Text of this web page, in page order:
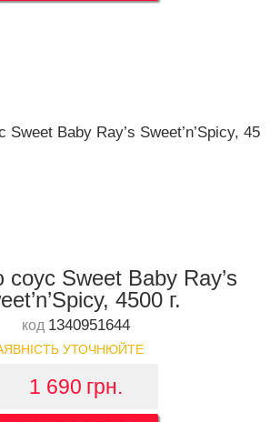
Sweet Baby Ray’s
4500 г.
код 1340951644
УТОЧНЮЙТЕ
1 690 грн.